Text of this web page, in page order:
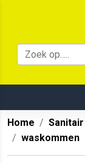
Home Sanitair
waskommen